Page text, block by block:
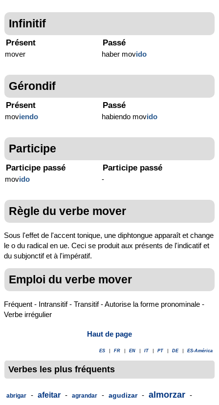
Infinitif
Présent
mover
Passé
haber movido
Gérondif
Présent
moviendo
Passé
habiendo movido
Participe
Participe passé
movido
Participe passé
-
Règle du verbe mover
Sous l'effet de l'accent tonique, une diphtongue apparaît et change
le o du radical en ue. Ceci se produit aux présents de l'indicatif et
du subjonctif et à l'impératif.
Emploi du verbe mover
Fréquent - Intransitif - Transitif - Autorise la forme pronominale -
Verbe irrégulier
Haut de page
ES FR EN IT PT DE ES-América
Verbes les plus fréquents
abrigar - afeitar - agrandar - agudizar - almorzar -